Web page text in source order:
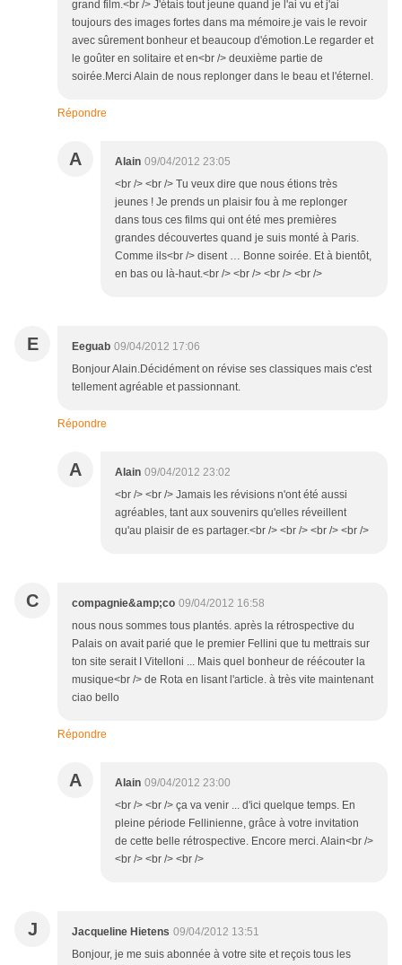
grand film.<br /> J'étais tout jeune quand je l'ai vu et j'ai
toujours des images fortes dans ma mémoire.je vais le revoir
avec sûrement bonheur et beaucoup d'émotion.Le regarder et
le goûter en solitaire et en<br /> deuxième partie de
soirée.Merci Alain de nous replonger dans le beau et l'éternel.
Répondre
A Alain 09/04/2012 23:05
<br /> <br /> Tu veux dire que nous étions très
jeunes ! Je prends un plaisir fou à me replonger
dans tous ces films qui ont été mes premières
grandes découvertes quand je suis monté à Paris.
Comme ils<br /> disent … Bonne soirée. Et à bientôt,
en bas ou là-haut.<br /> <br /> <br /> <br />
E Eeguab 09/04/2012 17:06
Bonjour Alain.Décidément on révise ses classiques mais c'est
tellement agréable et passionnant.
Répondre
A Alain 09/04/2012 23:02
<br /> <br /> Jamais les révisions n'ont été aussi
agréables, tant aux souvenirs qu'elles réveillent
qu'au plaisir de es partager.<br /> <br /> <br /> <br />
C compagnie&amp;co 09/04/2012 16:58
nous nous sommes tous plantés. après la rétrospective du
Palais on avait parié que le premier Fellini que tu mettrais sur
ton site serait I Vitelloni ... Mais quel bonheur de réécouter la
musique<br /> de Rota en lisant l'article. à très vite maintenant
ciao bello
Répondre
A Alain 09/04/2012 23:00
<br /> <br /> ça va venir ... d'ici quelque temps. En
pleine période Fellinienne, grâce à votre invitation
de cette belle rétrospective. Encore merci. Alain<br />
<br /> <br /> <br />
J Jacqueline Hietens 09/04/2012 13:51
Bonjour, je me suis abonnée à votre site et reçois tous les